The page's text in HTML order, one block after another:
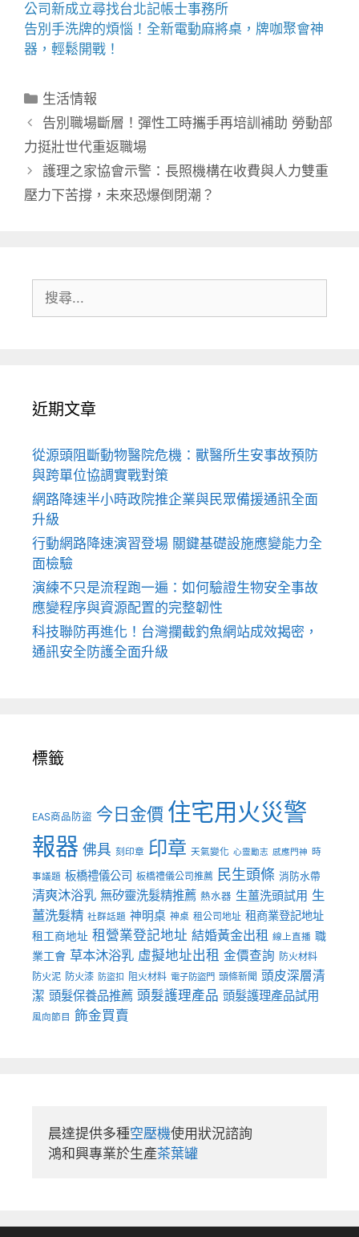
公司新成立尋找台北記帳士事務所
告別手洗牌的煩惱！全新電動麻將桌 ，牌咖聚會神
器，輕鬆開戰！
分
類
生活情報
告別職場斷層！彈性工時攜手再培訓補助 勞動部
力挺壯世代重返職場
護理之家協會示警：長照機構在收費與人力雙重
壓力下苦撐，未來恐爆倒閉潮？
尋:
近期文章
從源頭阻斷動物醫院危機：獸醫所生安事故預防
與跨單位協調實戰對策
網路降速半小時政院推企業與民眾備援通訊全面
升級
行動網路降速演習登場 關鍵基礎設施應變能力全
面檢驗
演練不只是流程跑一遍：如何驗證生物安全事故
應變程序與資源配置的完整韌性
科技聯防再進化！台灣攔截釣魚網站成效揭密，
通訊安全防護全面升級
標籤
EAS商品防盜 今日金價 住宅用火災警
報器 佛具 刻印章 印章 天氣變化 心靈勵志 感應門神 時
事議題 板橋禮儀公司 板橋禮儀公司推薦 民生頭條 消防水帶
清爽沐浴乳 無矽靈洗髮精推薦 熱水器 生薑洗頭試用 生
薑洗髮精 社群話題 神明桌 神桌 租公司地址 租商業登記地址
租工商地址 租營業登記地址 結婚黃金出租 線上直播 職
業工會 草本沐浴乳 虛擬地址出租 金價查詢 防火材料
防火泥 防火漆 防盜扣 阻火材料 電子防盜門 頭條新聞 頭皮深層清
潔 頭髮保養品推薦 頭髮護理產品 頭髮護理產品試用
風向節目 飾金買賣
晨達提供多種空壓機使用狀況諮詢
鴻和興專業於生產茶葉罐